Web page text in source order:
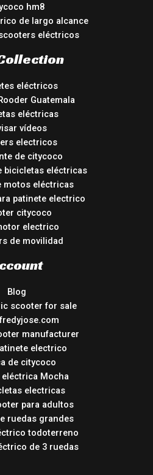
hm8
de largo alcance
eléctricos
eléctricos
Guatemala
eléctricas
vídeos
electricos
de citycoco
bicicletas eléctricas
motos eléctricas
patinete electrico
citycoco
electrico
de movilidad
Blog
scooter for sale
manufacturer
electrico
de citycoco
Mocha
electricas
para adultos
ruedas grandes
todoterreno
de 3 ruedas